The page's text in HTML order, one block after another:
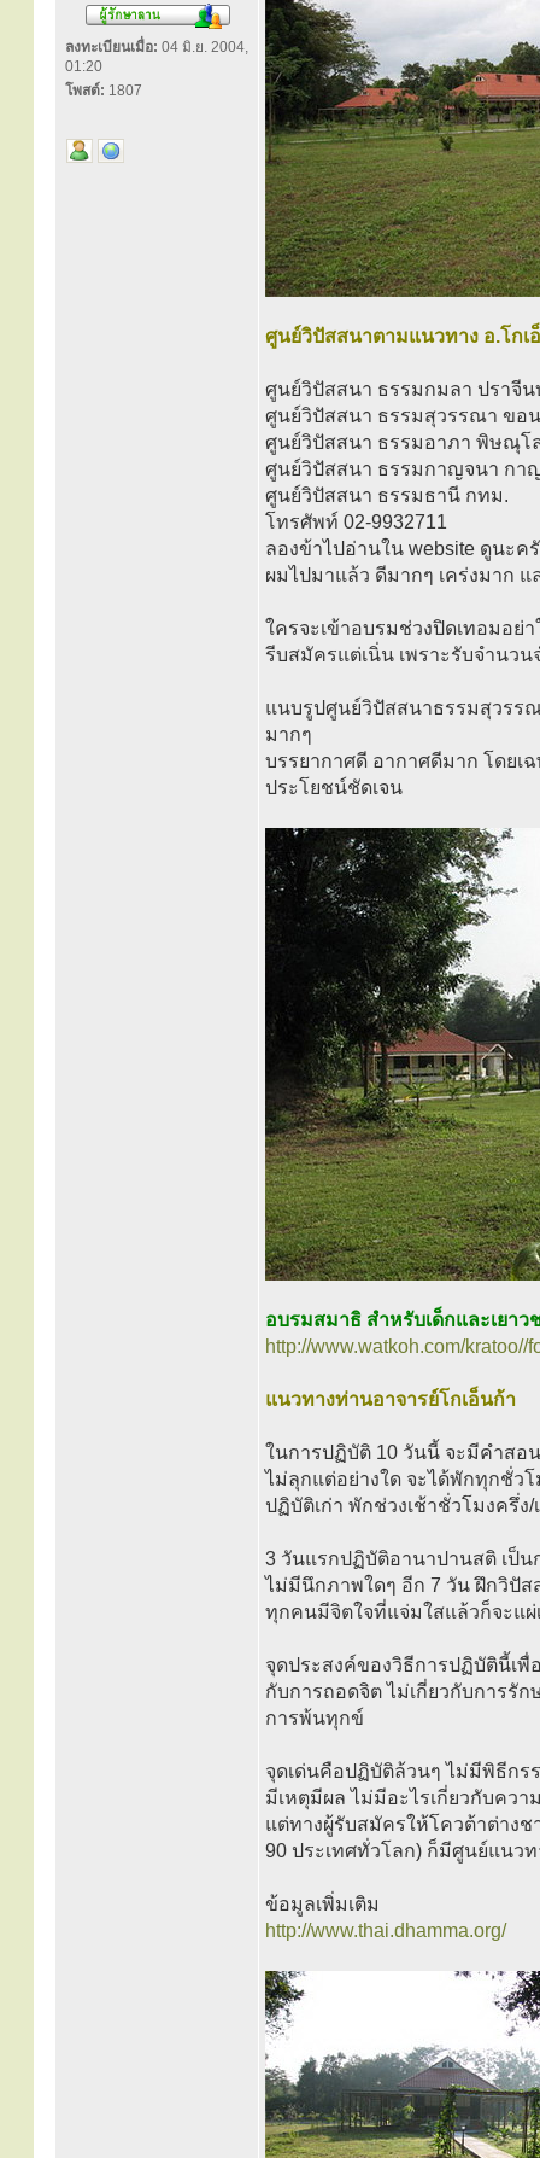
ลงทะเบียนเมื่อ: 04 มิ.ย. 2004,
01:20
โพสต์: 1807
ศูนย์วิปัสสนาตามแนวทาง อ.โกเ
ศูนย์วิปัสสนา ธรรมกมลา ปราจีน
ศูนย์วิปัสสนา ธรรมสุวรรณา ขอ
ศูนย์วิปัสสนา ธรรมอาภา พิษณุโ
ศูนย์วิปัสสนา ธรรมกาญจนา กา
ศูนย์วิปัสสนา ธรรมธานี กทม.
โทรศัพท์ 02-9932711
ลองข้าไปอ่านใน website ดูนะค
ผมไปมาแล้ว ดีมากๆ เคร่งมาก
ใครจะเข้าอบรมช่วงปิดเทอมอย่า
รีบสมัครแต่เนิ่น เพราะรับจำนวน
แนบรูปศูนย์วิปัสสนาธรรมสุวรร
มากๆ
บรรยากาศดี อากาศดีมาก โดยเ
ประโยชน์ชัดเจน
อบรมสมาธิ สำหรับเด็กและเยาว
http://www.watkoh.com/kratoo//
แนวทางท่านอาจารย์โกเอ็นก้า
ในการปฏิบัติ 10 วันนี้ จะมีคำสอ
ไม่ลุกแต่อย่างใด จะได้พักทุกชั่ว
ปฏิบัติเก่า พักช่วงเช้าชั่วโมงครึ่ง/
3 วันแรกปฏิบัติอานาปานสติ เป็
ไม่มีนึกภาพใดๆ อีก 7 วัน ฝึกวิปัส
ทุกคนมีจิตใจที่แจ่มใสแล้วก็จะแผ่
จุดประสงค์ของวิธีการปฏิบัตินี้เพื่
กับการถอดจิต ไม่เกี่ยวกับการรั
การพ้นทุกข์
จุดเด่นคือปฏิบัติล้วนๆ ไม่มีพิธีกร
มีเหตุมีผล ไม่มีอะไรเกี่ยวกับควา
แต่ทางผู้รับสมัครให้โควต้าต่างช
90 ประเทศทั่วโลก) ก็มีศูนย์แนว
ข้อมูลเพิ่มเติม
http://www.thai.dhamma.org/